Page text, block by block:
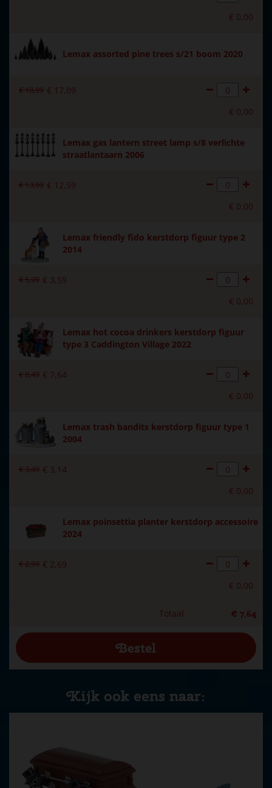
Met muziek Nee
€ 0,00
Lemax assorted pine trees s/21 boom 2020
€18,99 € 17,09
€ 0,00
Lemax gas lantern street lamp s/8 verlichte
straatlantaarn 2006
€13,99 € 12,59
€ 0,00
Lemax friendly fido kerstdorp figuur type 2
2014
€5,99 € 3,59
€ 0,00
Lemax hot cocoa drinkers kerstdorp figuur
type 3 Caddington Village 2022
€8,49 € 7,64
€ 0,00
Lemax trash bandits kerstdorp figuur type 1
2004
€3,49 € 3, 14
€ 0,00
Lemax poinsettia planter kerstdorp accessoire
2024
€2,99 € 2,69
€ 0,00
Totaal € 7,64
Kijk ook eens naar: